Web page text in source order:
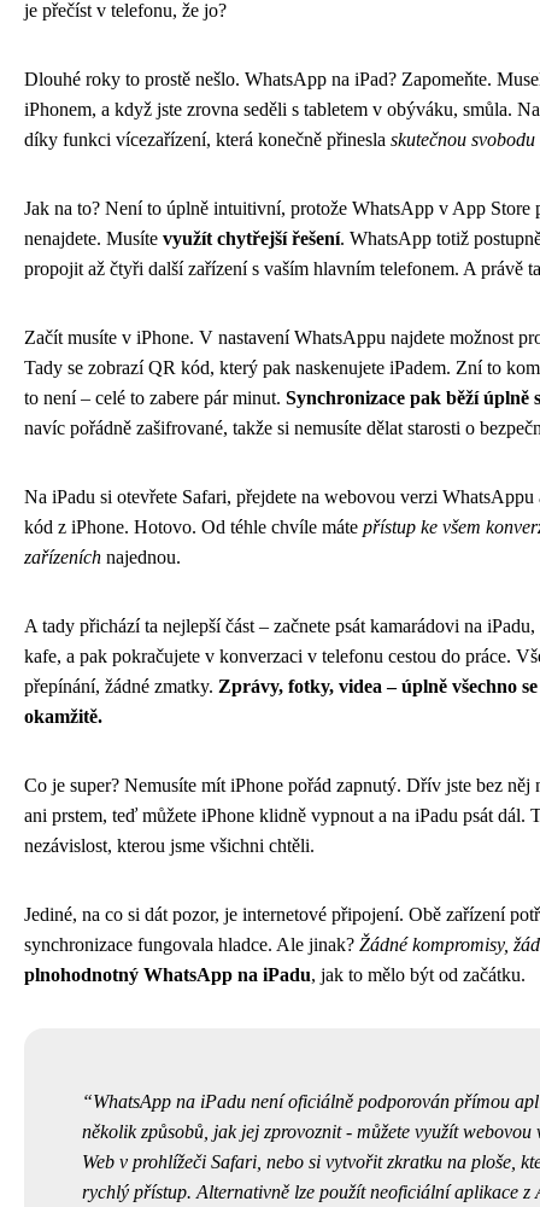
je přečíst v telefonu, že jo?
Dlouhé roky to prostě nešlo. WhatsApp na iPad? Zapomeňte.
iPhonem, a když jste zrovna seděli s tabletem v obýváku, smůla.
díky funkci vícezařízení, která konečně přinesla skutečnou
Jak na to? Není to úplně intuitivní, protože WhatsApp v App Store
nenajdete. Musíte využít chytřejší řešení. WhatsApp totiž
propojit až čtyři další zařízení s vaším hlavním telefonem. A právě
Začít musíte v iPhone. V nastavení WhatsAppu najdete možnost
Tady se zobrazí QR kód, který pak naskenujete iPadem. Zní to
to není – celé to zabere pár minut. Synchronizace pak běží úplně
navíc pořádně zašifrované, takže si nemusíte dělat starosti o
Na iPadu si otevřete Safari, přejdete na webovou verzi WhatsAppu
kód z iPhone. Hotovo. Od téhle chvíle máte přístup ke všem
zařízeních najednou.
A tady přichází ta nejlepší část – začnete psát kamarádovi na
kafe, a pak pokračujete v konverzaci v telefonu cestou do práce.
přepínání, žádné zmatky. Zprávy, fotky, videa – úplně všechno
okamžitě.
Co je super? Nemusíte mít iPhone pořád zapnutý. Dřív jste bez něj
ani prstem, teď můžete iPhone klidně vypnout a na iPadu psát dál.
nezávislost, kterou jsme všichni chtěli.
Jediné, na co si dát pozor, je internetové připojení. Obě zařízení
synchronizace fungovala hladce. Ale jinak? Žádné kompromisy,
plnohodnotný WhatsApp na iPadu, jak to mělo být od začátku.
WhatsApp na iPadu není oficiálně podporován přímou
několik způsobů, jak jej zprovoznit - můžete využít webovou
Web v prohlížeči Safari, nebo si vytvořit zkratku na ploše,
rychlý přístup. Alternativně lze použít neoficiální aplikace z